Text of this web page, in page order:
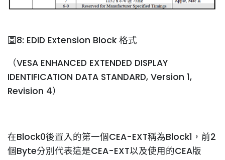
圖8: EDID Extension Block 格式
（VESA ENHANCED EXTENDED DISPLAY
IDENTIFICATION DATA STANDARD, Version 1,
Revision 4）
在Block0後置入的第一個CEA-EXT稱為Block1，前2
個Byte分別代表這是CEA-EXT以及使用的CEA版